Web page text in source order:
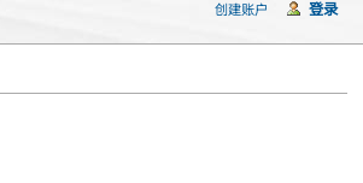
创建账户 登录